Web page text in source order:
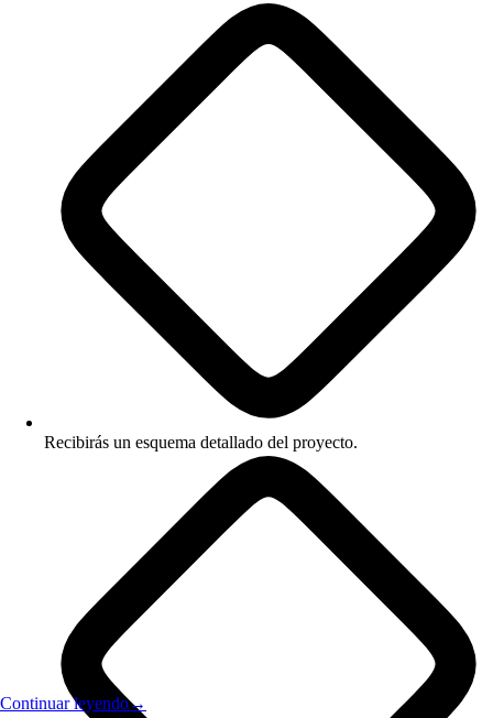
Las defensas que conviene tener activas, y que una buena plataforma
Cruce automático contra la 69-B:
cada proveedor se revisa contra
las listas definitivas y presuntas de forma recurrente.
si un proveedor aparece en una lista,
recibes el aviso de inmediato, no en la siguiente auditoría.
Validación de comprobantes recibidos:los CFDI de gastos se
verifican como vigentes y correctamente emitidos antes de
Soporte de materialidad:
el sistema ayuda a conservar la
evidencia que demuestra que la operación realmente existió.
Prevenir un problema con un proveedor en la lista 69-B no es
Continuar leyendo→
Recibirás un esquema detallado del proyecto.